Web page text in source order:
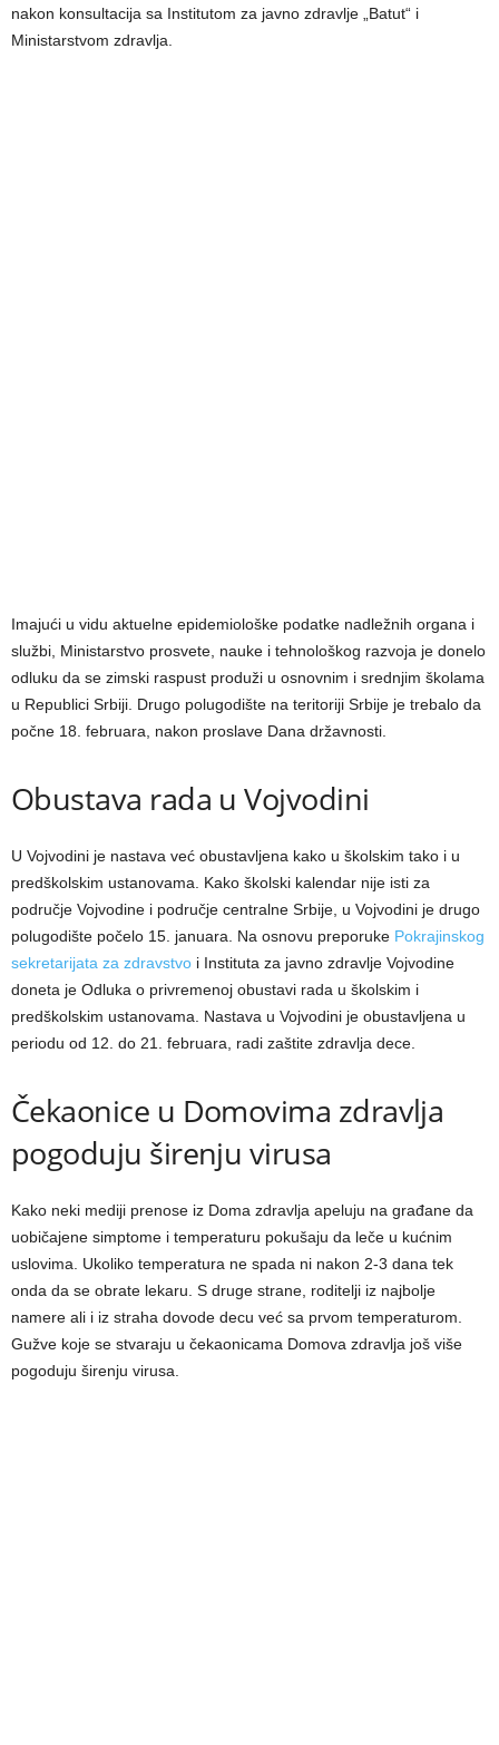
nakon konsultacija sa Institutom za javno zdravlje „Batut“ i
Ministarstvom zdravlja.
Imajući u vidu aktuelne epidemiološke podatke nadležnih organa i
službi, Ministarstvo prosvete, nauke i tehnološkog razvoja je donelo
odluku da se zimski raspust produži u osnovnim i srednjim školama
u Republici Srbiji. Drugo polugodište na teritoriji Srbije je trebalo da
počne 18. februara, nakon proslave Dana državnosti.
Obustava rada u Vojvodini
U Vojvodini je nastava već obustavljena kako u školskim tako i u
predškolskim ustanovama. Kako školski kalendar nije isti za
područje Vojvodine i područje centralne Srbije, u Vojvodini je drugo
polugodište počelo 15. januara. Na osnovu preporuke Pokrajinskog
sekretarijata za zdravstvo i Instituta za javno zdravlje Vojvodine
doneta je Odluka o privremenoj obustavi rada u školskim i
predškolskim ustanovama. Nastava u Vojvodini je obustavljena u
periodu od 12. do 21. februara, radi zaštite zdravlja dece.
Čekaonice u Domovima zdravlja
pogoduju širenju virusa
Kako neki mediji prenose iz Doma zdravlja apeluju na građane da
uobičajene simptome i temperaturu pokušaju da leče u kućnim
uslovima. Ukoliko temperatura ne spada ni nakon 2-3 dana tek
onda da se obrate lekaru. S druge strane, roditelji iz najbolje
namere ali i iz straha dovode decu već sa prvom temperaturom.
Gužve koje se stvaraju u čekaonicama Domova zdravlja još više
pogoduju širenju virusa.